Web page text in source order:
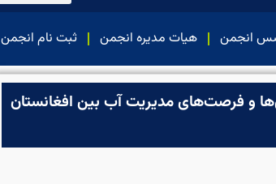
انجمن هیات مدیره انجمن ثبت نام انجمن
و فرصت‌های مدیریت آب بین افغانستان